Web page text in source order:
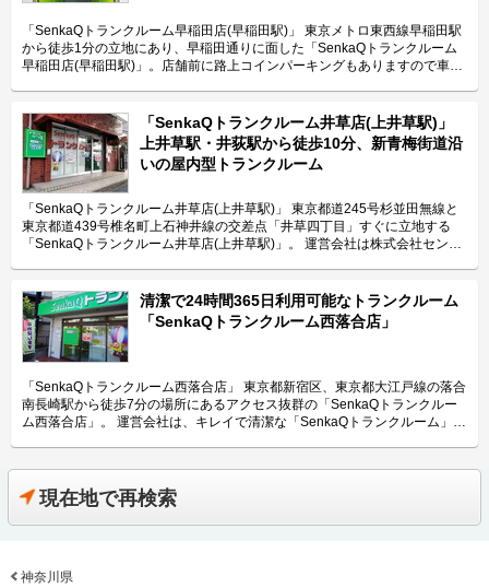
「SenkaQトランクルーム早稲田店(早稲田駅)」 東京メトロ東西線早稲田駅
から徒歩1分の立地にあり、早稲田通りに面した「SenkaQトランクルーム
早稲田店(早稲田駅)」。店舗前に路上コインパーキングもありますので車で
社センカクが運営している「SenkaQトランクルーム早稲田店(早稲田駅)」
の特長や利用用途などをご紹介致します。 「SenkaQトランクルーム早稲田
店(早稲田駅)」の特長を教えてください。 「SenkaQトランクルーム早稲田
店(早稲田駅)」の最大の特長は、東京メトロ東西線早稲田駅から徒歩1分で
さらに早稲田通りにも面している立地です。周辺の住宅街には、賃貸のマン
ションが多いこともありますので1帖以下のタイプを多く用意し、ご自宅の
収納代わりにご利用頂くことも可能です。また店舗の前には路上コインパー
キングもございますので、大型の荷物の運搬にも便利にご利用頂けます。
を実施しており、抗ウイルスだけでなく抗カビの対策をしていますので大切
なお荷物も安心して収納頂けます。 主にどんな方がご利用されているので
しょうか？ 周辺にお住いの方々にご利用頂いております。「SenkaQトラン
クルーム早稲田店(早稲田駅)」は新宿エリアに近く周辺に大学もありますの
で、若い方が多いエリアとなっています。また高田馬場や大久保からも近い
ので、外国人のご利用もございます。周辺はワンルームなどの賃貸マンショ
ンも多い住宅街となっており、収納にお困りのお客様も多いため1帖タイプ
の区画で服や小物を保管される方もいます。店舗の前には路上コインパーキ
ングもありますので、法人や音楽関係(ライブ資材)の収納にもご利用頂いて
おります。大きな荷物の運搬であってもエレベーターや台車もございますの
で便利にご利用頂けます。 セキュリティや安全面について教えてくださ
い。 「SenkaQトランクルーム早稲田店(早稲田駅)」はセコムと連携したセ
キュリティ体制を取っており、入口にはカードキーを設置しております。各
区画には、南京錠を設置しております。防犯カメラも複数台設置しておりま
ので、いつでも清潔な施設を安全にご利用頂けます。 費用や契約について
「SenkaQトランクルーム井草店(上井草駅)」
上井草駅・井荻駅から徒歩10分、新青梅街道沿
いの屋内型トランクルーム
「SenkaQトランクルーム井草店(上井草駅)」 東京都道245号杉並田無線と
東京都道439号椎名町上石神井線の交差点「井草四丁目」すぐに立地する
「SenkaQトランクルーム井草店(上井草駅)」。 運営会社は株式会社センカ
す。 今回は、株式会社センカクが運営している「SenkaQトランクルーム井
草店(上井草駅)」の特長や利用用途などをご紹介致します。 「SenkaQトラ
ンクルーム井草店(上井草駅)」の特長を教えてください。 「SenkaQトラン
クルーム井草店(上井草駅)」は入口に設置されたカードキーに加え、各部屋
には南京錠式の鍵を設置する二重防犯体制に加え、西武新宿線の上井草駅、
井荻駅のいずれからも徒歩10分でアクセス可能な立地も特長です。また
「SenkaQトランクルーム井草店(上井草駅)」にはお客様専用駐車場を完備
しておりますので、目の前を走る新青梅街道や周辺の千川通りからのアクセ
以外の季節は25度に設定して、湿度を低く保ちカビ対策も万全に行ってお
ります。「SenkaQトランクルーム井草店(上井草駅)」は全40室を運営して
おり、サイズタイプは0.2帖から2.2帖まで全13種類ございますのでお客様の
ご予算や収納物に合わせてお部屋をご選択頂けます。 主にどんな方がご利
用されているのでしょうか？ 「SenkaQトランクルーム井草店(上井草駅)」
す。また、1帖未満のタイプも人気で段ボールやキャリーケースなどちょっ
清潔で24時間365日利用可能なトランクルーム
「SenkaQトランクルーム西落合店」
「SenkaQトランクルーム西落合店」 東京都新宿区、東京都大江戸線の落合
南長崎駅から徒歩7分の場所にあるアクセス抜群の「SenkaQトランクルー
ム西落合店」。 運営会社は、キレイで清潔な「SenkaQトランクルーム」を
用できる価格帯など、トランクルームに必要な使いやすさは充分満たしてい
ます。 今回は、そんな「SenkaQトランクルーム西落合店」の特徴や利用用
途の傾向、会社の想いなどをご紹介します。 SenkaQトランクルーム西落合
店の特徴を教えてください。 落合南長崎駅から徒歩10分圏内のアクセスの
センカクのトランクルーム運営1号店となるため、会社としての思い入れも
現在地で再検索
神奈川県